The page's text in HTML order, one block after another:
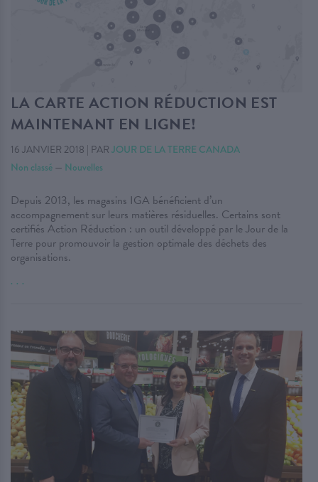
LA CARTE ACTION RÉDUCTION EST
MAINTENANT EN LIGNE!
16 JANVIER 2018 | PAR JOUR DE LA TERRE CANADA
Non classé — Nouvelles
Depuis 2013, les magasins IGA bénéficient d’un
accompagnement sur leurs matières résiduelles. Certains sont
certifiés Action Réduction : un outil développé par le Jour de la
Terre pour promouvoir la gestion optimale des déchets des
organisations.
. . .